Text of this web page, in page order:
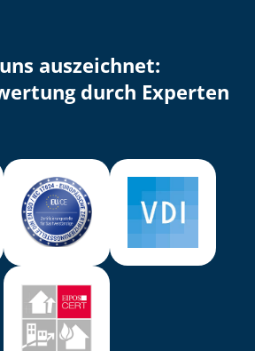
auszeichnet:
durch Experten